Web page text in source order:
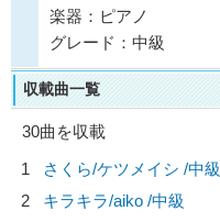
楽器：ピアノ
グレード：中級
収載曲一覧
30曲を収載
1
さくら/ケツメイシ /中級
2
キラキラ/aiko /中級